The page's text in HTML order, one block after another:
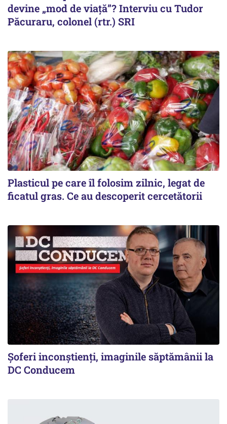
devine „mod de viață”? Interviu cu Tudor
Păcuraru, colonel (rtr.) SRI
Plasticul pe care îl folosim zilnic, legat de
ficatul gras. Ce au descoperit cercetătorii
Şoferi inconştienţi, imaginile săptămânii la
DC Conducem